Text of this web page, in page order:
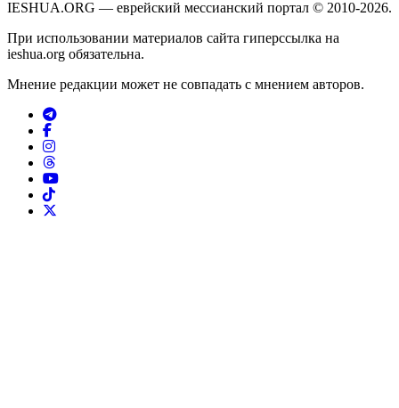
IESHUA.ORG — еврейский мессианский портал © 2010-2026.
При использовании материалов сайта гиперссылка на
ieshua.org обязательна.
Мнение редакции может не совпадать с мнением авторов.